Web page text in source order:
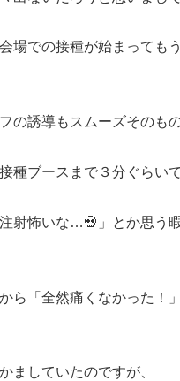
場での接種が始まっても
の誘導もスムーズそのもの
種ブースまで３分ぐらい
射怖いな…💀」とか思う
ら「全然痛くなかった！
ましていたのですが、